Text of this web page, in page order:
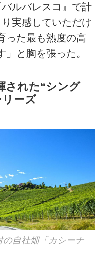
バルバレスコ』で計
実感していただけ
った最も熟度の高
と胸を張った。
された“シング
ーズ
自社畑「カシーナ